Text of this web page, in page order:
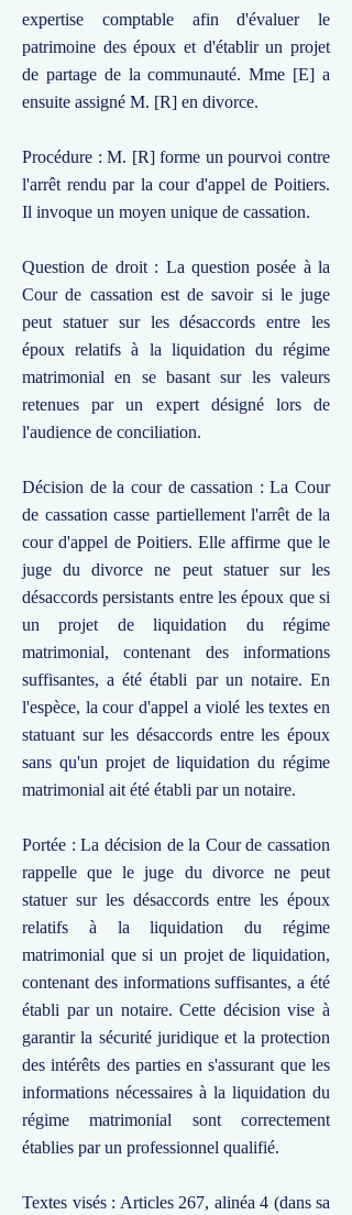
expertise comptable afin d'évaluer le
patrimoine des époux et d'établir un projet
de partage de la communauté. Mme [E] a
ensuite assigné M. [R] en divorce.
Procédure : M. [R] forme un pourvoi contre
l'arrêt rendu par la cour d'appel de Poitiers.
Il invoque un moyen unique de cassation.
Question de droit : La question posée à la
Cour de cassation est de savoir si le juge
peut statuer sur les désaccords entre les
époux relatifs à la liquidation du régime
matrimonial en se basant sur les valeurs
retenues par un expert désigné lors de
l'audience de conciliation.
Décision de la cour de cassation : La Cour
de cassation casse partiellement l'arrêt de la
cour d'appel de Poitiers. Elle affirme que le
juge du divorce ne peut statuer sur les
désaccords persistants entre les époux que si
un projet de liquidation du régime
matrimonial, contenant des informations
suffisantes, a été établi par un notaire. En
l'espèce, la cour d'appel a violé les textes en
statuant sur les désaccords entre les époux
sans qu'un projet de liquidation du régime
matrimonial ait été établi par un notaire.
Portée : La décision de la Cour de cassation
rappelle que le juge du divorce ne peut
statuer sur les désaccords entre les époux
relatifs à la liquidation du régime
matrimonial que si un projet de liquidation,
contenant des informations suffisantes, a été
établi par un notaire. Cette décision vise à
garantir la sécurité juridique et la protection
des intérêts des parties en s'assurant que les
informations nécessaires à la liquidation du
régime matrimonial sont correctement
établies par un professionnel qualifié.
Textes visés : Articles 267, alinéa 4 (dans sa